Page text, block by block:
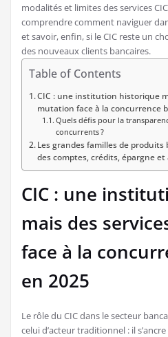
modalités et limites des services
comprendre comment naviguer
et savoir, enfin, si le CIC reste un
des nouveaux clients bancaires.
Table of Contents
CIC : une institution historique
mutation face à la concurrence
Quels défis pour la
concurrents ?
Les grandes familles de produits
des comptes, crédits, épargne et
CIC : une
mais des
face à la
en 2025
Le rôle du CIC dans le secteur
celui d’acteur traditionnel : il